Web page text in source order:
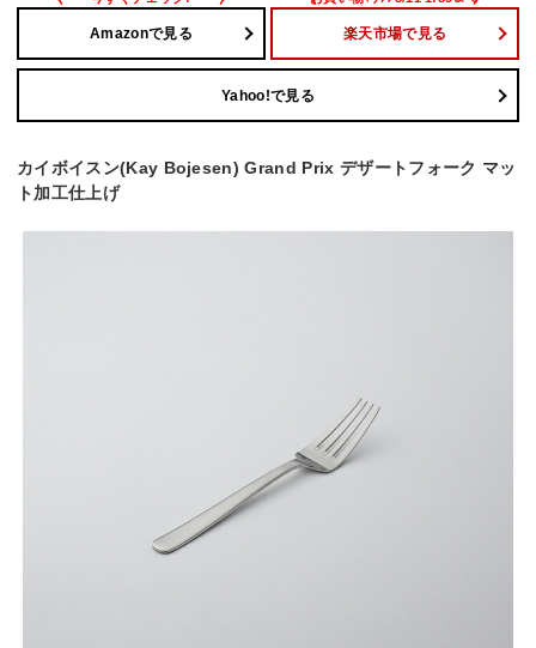
Amazonで見る 楽天市場で見る
Yahoo!で見る
カイボイスン(Kay Bojesen) Grand Prix デザートフォーク マッ
ト加工仕上げ